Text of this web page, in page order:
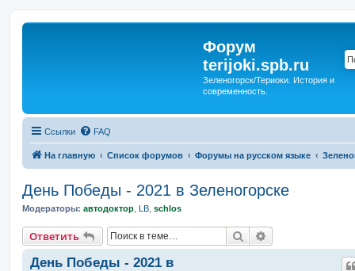
Форум
terijoki.spb.ru
Зеленогорск/Териоки. История и
современность.
Ссылки FAQ
На главную Список форумов Форумы на русском языке
День Победы - 2021 в Зеленогорске
Модераторы: автодоктор LB schlos
Ответить Поиск
День Победы - 2021 в